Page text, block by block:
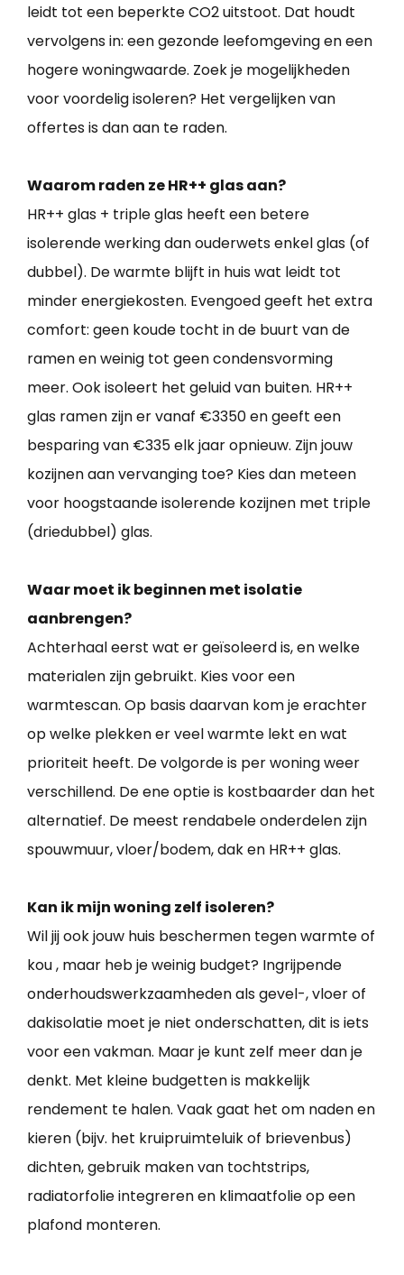
leidt tot een beperkte CO2 uitstoot. Dat houdt
vervolgens in: een gezonde leefomgeving en een
hogere woningwaarde. Zoek je mogelijkheden
voor voordelig isoleren? Het vergelijken van
offertes is dan aan te raden.
Waarom raden ze HR++ glas aan?
HR++ glas + triple glas heeft een betere
isolerende werking dan ouderwets enkel glas (of
dubbel). De warmte blijft in huis wat leidt tot
minder energiekosten. Evengoed geeft het extra
comfort: geen koude tocht in de buurt van de
ramen en weinig tot geen condensvorming
meer. Ook isoleert het geluid van buiten. HR++
glas ramen zijn er vanaf €3350 en geeft een
besparing van €335 elk jaar opnieuw. Zijn jouw
kozijnen aan vervanging toe? Kies dan meteen
voor hoogstaande isolerende kozijnen met triple
(driedubbel) glas.
Waar moet ik beginnen met isolatie
aanbrengen?
Achterhaal eerst wat er geïsoleerd is, en welke
materialen zijn gebruikt. Kies voor een
warmtescan. Op basis daarvan kom je erachter
op welke plekken er veel warmte lekt en wat
prioriteit heeft. De volgorde is per woning weer
verschillend. De ene optie is kostbaarder dan het
alternatief. De meest rendabele onderdelen zijn
spouwmuur, vloer/bodem, dak en HR++ glas.
Kan ik mijn woning zelf isoleren?
Wil jij ook jouw huis beschermen tegen warmte of
kou , maar heb je weinig budget? Ingrijpende
onderhoudswerkzaamheden als gevel-, vloer of
dakisolatie moet je niet onderschatten, dit is iets
voor een vakman. Maar je kunt zelf meer dan je
denkt. Met kleine budgetten is makkelijk
rendement te halen. Vaak gaat het om naden en
kieren (bijv. het kruipruimteluik of brievenbus)
dichten, gebruik maken van tochtstrips,
radiatorfolie integreren en klimaatfolie op een
plafond monteren.